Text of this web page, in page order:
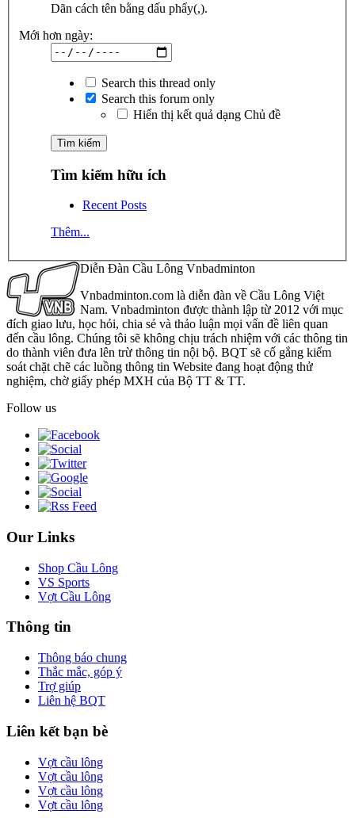
Dãn cách tên bằng dấu phẩy(,).
Mới hơn ngày:
Search this thread only
Search this forum only
Hiển thị kết quả dạng Chủ đề
Tìm kiếm hữu ích
Recent Posts
Thêm...
Diễn Đàn Cầu Lông Vnbadminton
Vnbadminton.com là diễn đàn về Cầu Lông Việt
Nam. Vnbadminton được thành lập từ 2012 với mục
đích giao lưu, học hỏi, chia sẻ và thảo luận mọi vấn đề liên quan
đến cầu lông. Chúng tôi sẽ không chịu trách nhiệm với các thông tin
do thành viên đưa lên trừ thông tin nội bộ. BQT sẽ cố gắng kiểm
soát chặt chẽ các luồng thông tin Website đang hoạt động thử
nghiệm, chờ giấy phép MXH của Bộ TT & TT.
Follow us
Our Links
Shop Cầu Lông
VS Sports
Vợt Cầu Lông
Thông tin
Thông báo chung
Thắc mắc, góp ý
Trợ giúp
Liên hệ BQT
Liên kết bạn bè
Vợt cầu lông
Vợt cầu lông
Vợt cầu lông
Vợt cầu lông